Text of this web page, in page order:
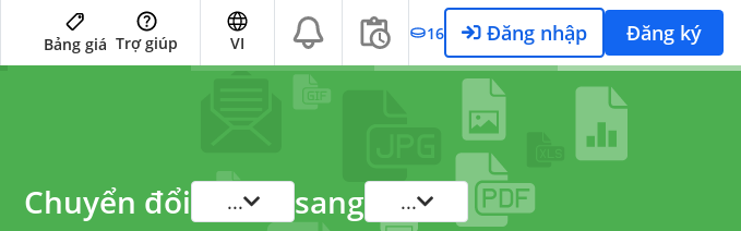
Bảng giá Trợ giúp VI 16 Đăng nhập Đăng ký
Chuyển đổi ... sang ...